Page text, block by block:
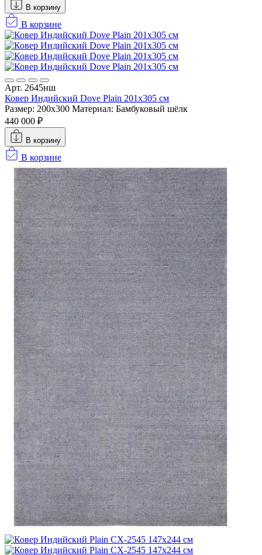
В корзину
В корзине
Арт. 2645нш
Ковер Индийский Dove Plain 201x305 см
Размер: 200x300 Материал: Бамбуковый шёлк
440 000 ₽
В корзину
В корзине